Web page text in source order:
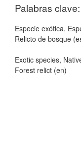
Palabras clave:
Especie exótica,
Relicto de bosque
Exotic species,
Forest relict (en)